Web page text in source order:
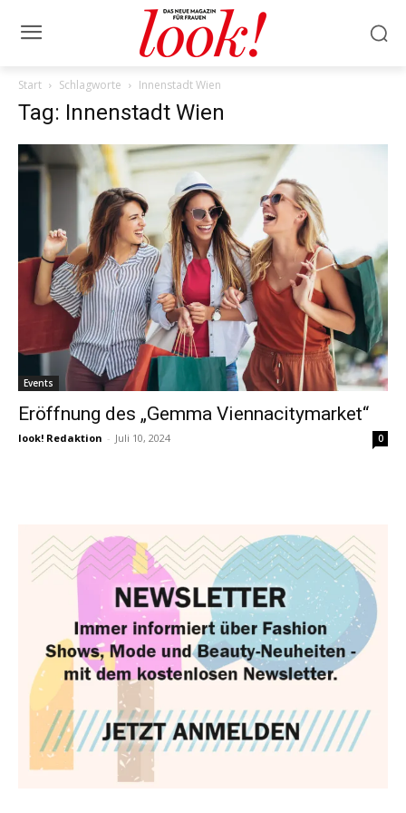
Start Schlagworte Innenstadt Wien
Tag: Innenstadt Wien
Events
Eröffnung des „Gemma Viennacitymarket“
look! Redaktion - Juli 10, 2024 0